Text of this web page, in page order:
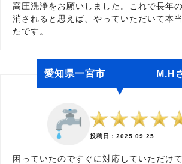
高圧洗浄をお願いしました。これで長年
消されると思えば、やっていただいて本
たです。
愛知県一宮市 M.H
投稿日：2025.09.25
困っていたのですぐに対応していただけ